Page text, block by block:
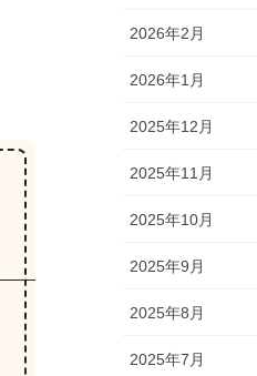
2026年2月
2026年1月
2025年12月
2025年11月
2025年10月
2025年9月
2025年8月
2025年7月